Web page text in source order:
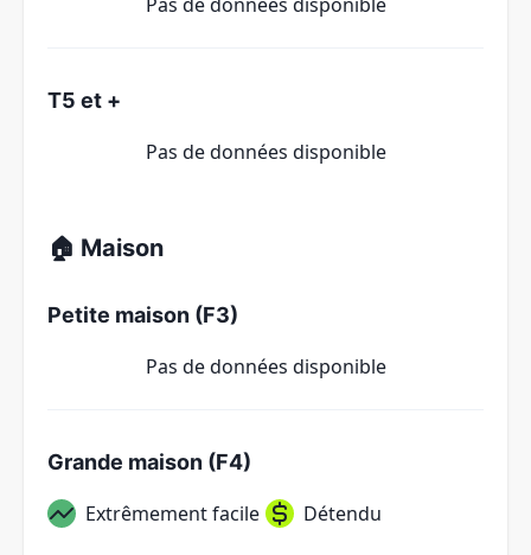
T5 et +
Pas de données disponible
🏠 Maison
Petite maison (F3)
Pas de données disponible
Grande maison (F4)
Extrêmement facile Détendu